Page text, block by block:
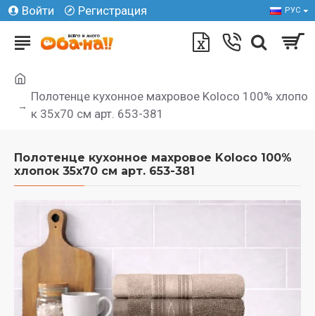
Войти Регистрация РУС
Полотенце кухонное махровое Koloco 100% хлопо
к 35x70 см арт. 653-381
Полотенце кухонное махровое Koloco 100%
хлопок 35x70 см арт. 653-381